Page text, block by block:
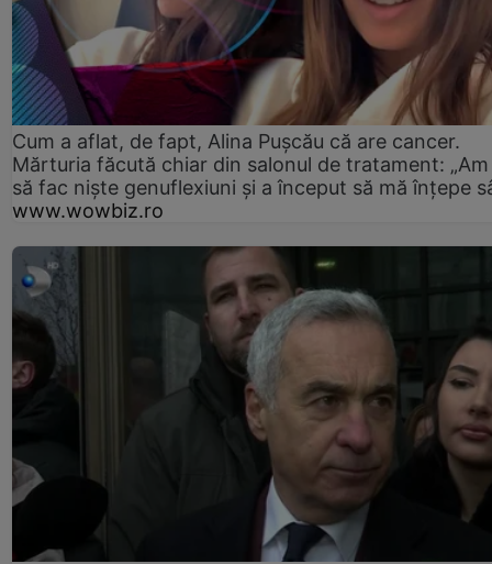
Cum a aflat, de fapt, Alina Pușcău că are cancer.
Mărturia făcută chiar din salonul de tratament:
să fac niște genuflexiuni și a început să mă înțepe
www.wowbiz.ro